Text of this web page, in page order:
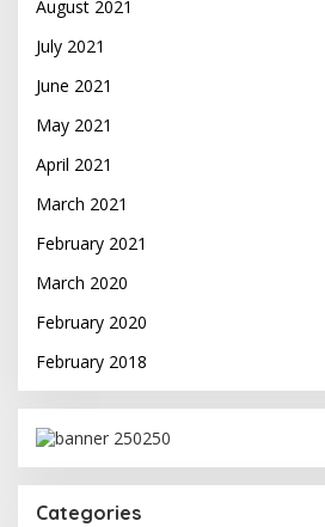
August 2021
July 2021
June 2021
May 2021
April 2021
March 2021
February 2021
March 2020
February 2020
February 2018
Categories